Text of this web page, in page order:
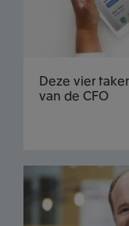
Deze vier
van de CFO